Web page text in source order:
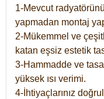
1-Mevcut
yapmadan montaj
2-Mükemmel ve
katan eşsiz estetik
3-Hammadde ve
yüksek ısı verimi.
4-İhtiyaçlarınız